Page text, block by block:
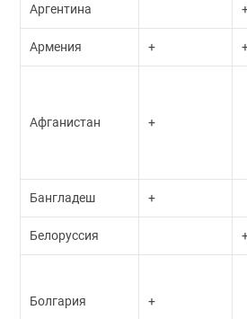
Аргентина
Армения +
Афганистан +
Бангладеш +
Белоруссия
Болгария +